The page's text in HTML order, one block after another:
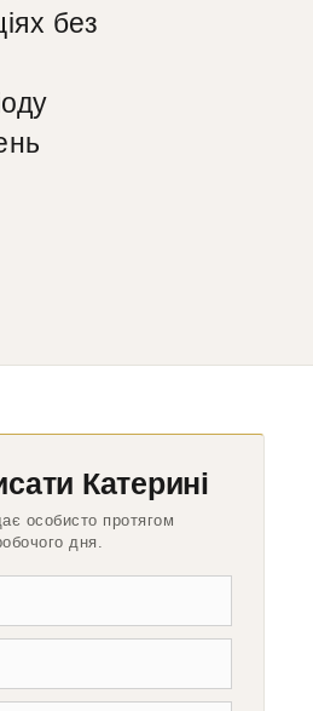
без
Катерині
особисто протягом
дня.